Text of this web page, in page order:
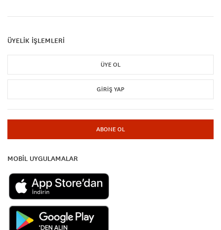
ÜYELİK İŞLEMLERİ
ÜYE OL
GIRIŞ YAP
ABONE OL
MOBİL UYGULAMALAR